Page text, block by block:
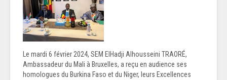
Le mardi 6 février 2024, SEM ElHadji Alhousseini TRAORÉ,
Ambassadeur du Mali à Bruxelles, a reçu en audience ses
homologues du Burkina Faso et du Niger, leurs Excellences